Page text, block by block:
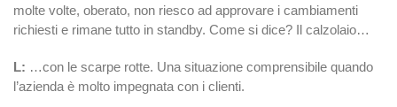
molte volte, oberato, non riesco ad approvare i cambiamenti
richiesti e rimane tutto in standby. Come si dice? Il calzolaio…
L: …con le scarpe rotte. Una situazione comprensibile quando
l’azienda è molto impegnata con i clienti.